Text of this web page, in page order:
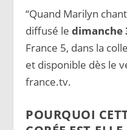
“Quand Marilyn
diffusé ledimanche
France 5, dans la
et disponible dès le
france.tv.
POURQUOI